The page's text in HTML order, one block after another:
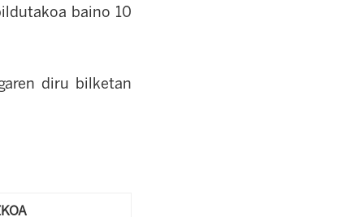
baino 10
diru bilketan